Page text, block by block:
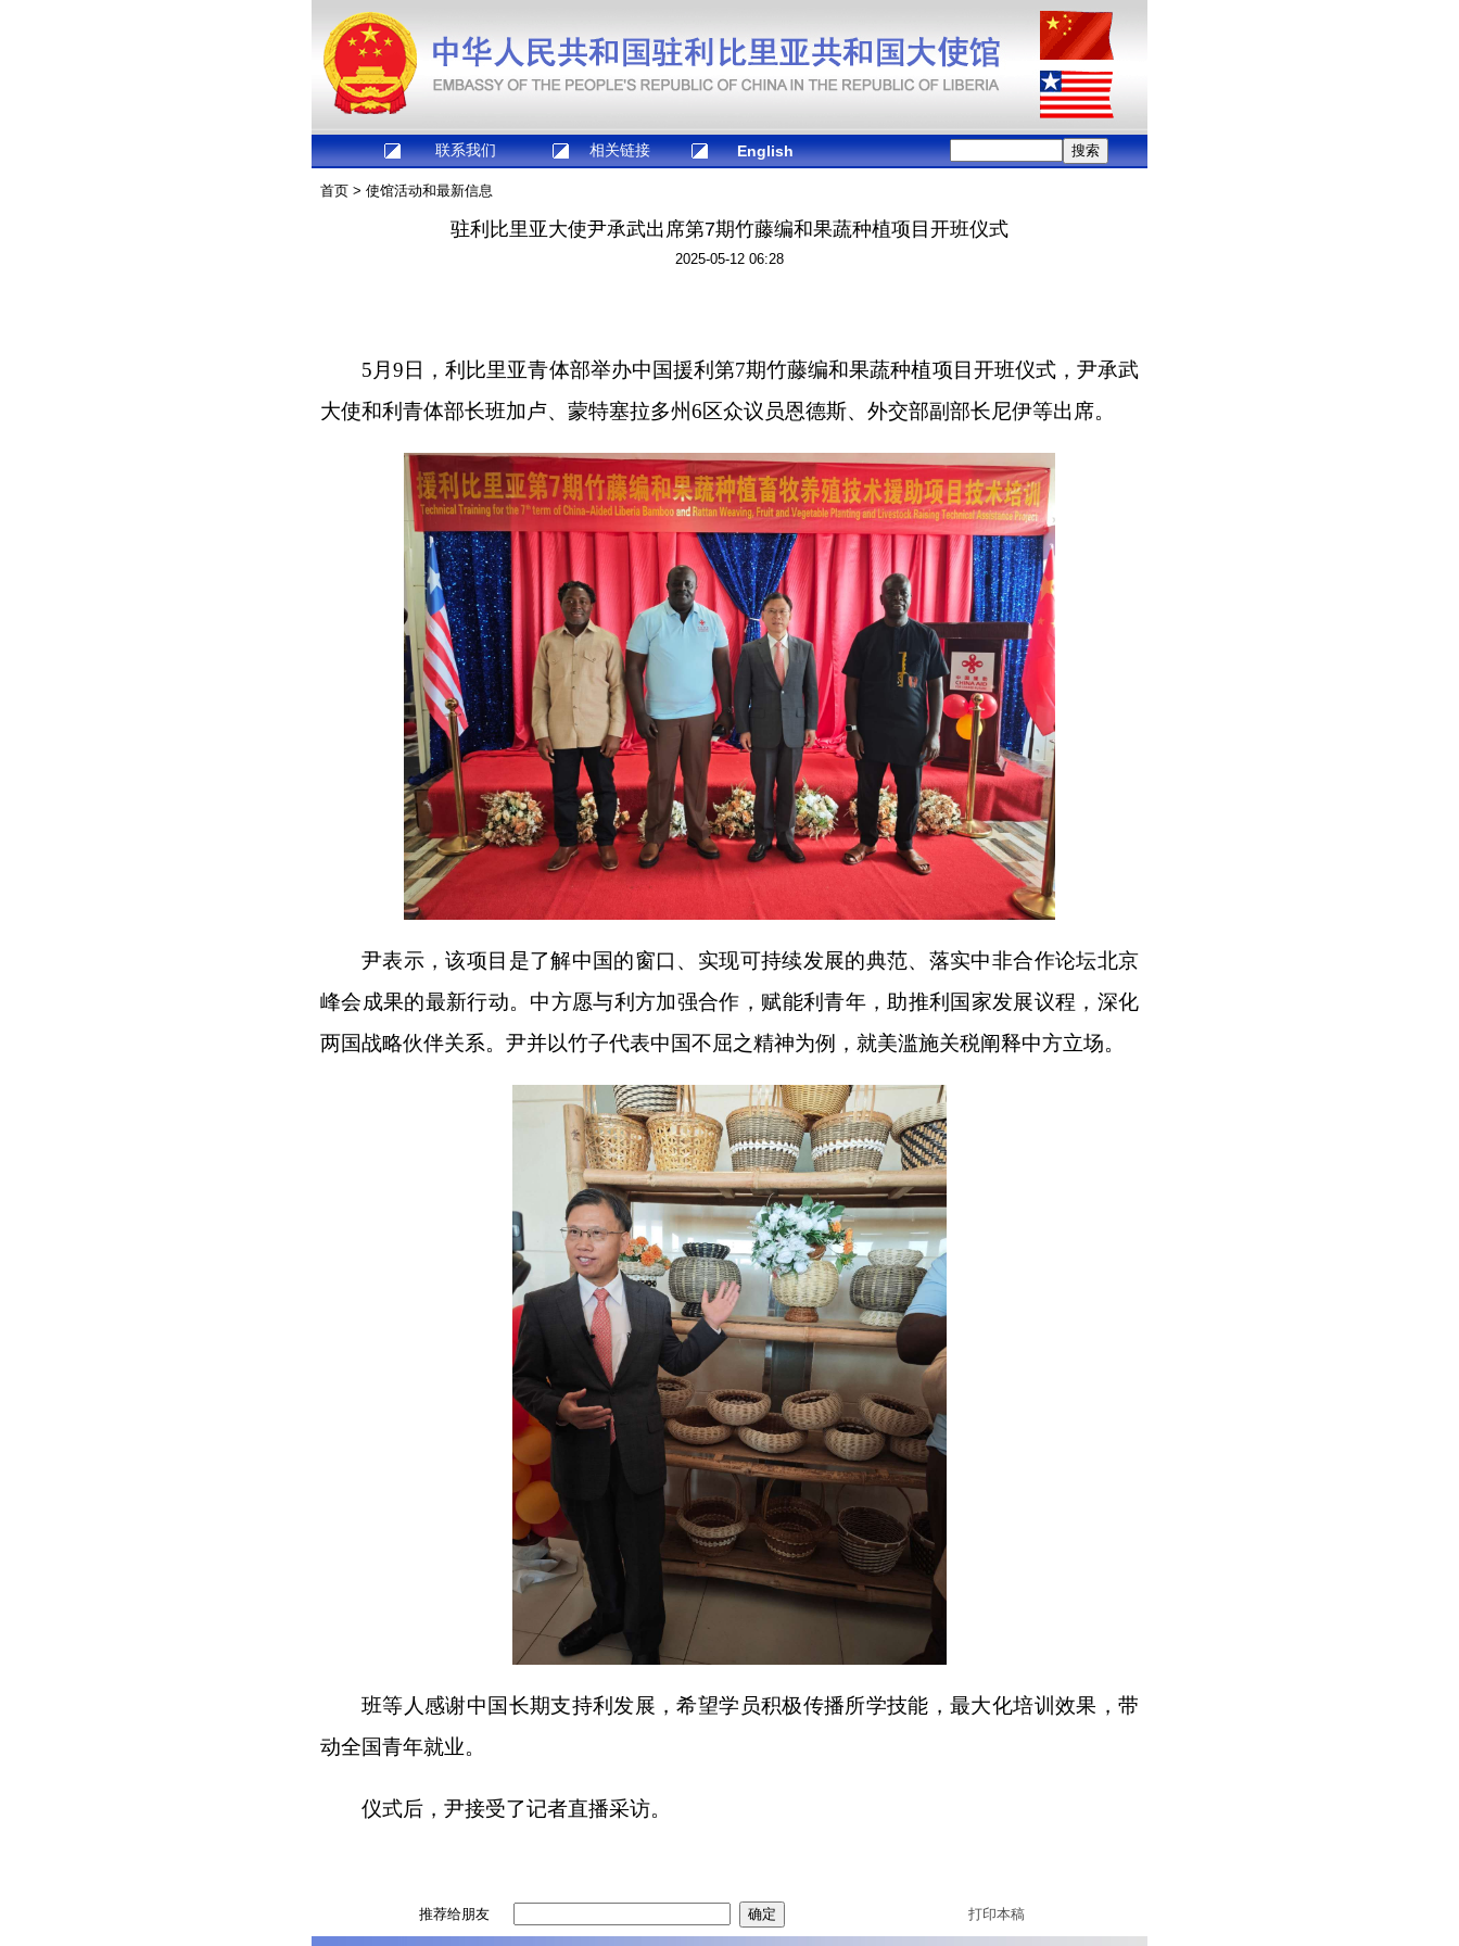
联系我们 相关链接 English
首页 > 使馆活动和最新信息
驻利比里亚大使尹承武出席第7期竹藤编和果蔬种植项目开班仪式
2025-05-12 06:28
5月9日，利比里亚青体部举办中国援利第7期竹藤编和果蔬种植项目开班仪式，尹承武
大使和利青体部长班加卢、蒙特塞拉多州6区众议员恩德斯、外交部副部长尼伊等出席。
尹表示，该项目是了解中国的窗口、实现可持续发展的典范、落实中非合作论坛北京
峰会成果的最新行动。中方愿与利方加强合作，赋能利青年，助推利国家发展议程，深化
两国战略伙伴关系。尹并以竹子代表中国不屈之精神为例，就美滥施关税阐释中方立场。
班等人感谢中国长期支持利发展，希望学员积极传播所学技能，最大化培训效果，带
动全国青年就业。
仪式后，尹接受了记者直播采访。
推荐给朋友 打印本稿